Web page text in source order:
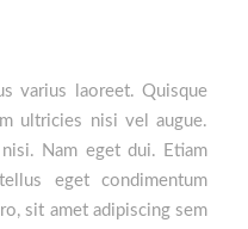
varius laoreet. Quisque
ultricies nisi vel augue.
Nam eget dui. Etiam
eget condimentum
sit amet adipiscing sem